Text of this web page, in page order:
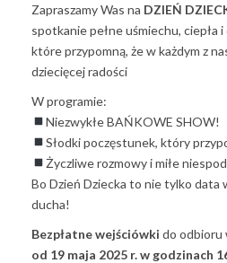
Zapraszamy Was na DZIEŃ
spotkanie pełne uśmiechu, ciepła
które przypomną, że w każdym z
dziecięcej radości
W programie:
Niezwykłe BAŃKOWE SHOW!
Słodki poczęstunek, który
Życzliwe rozmowy i miłe
Bo Dzień Dziecka to nie tylko data
ducha!
Bezpłatne wejściówki do odbioru
od 19 maja 2025 r. w godzinach